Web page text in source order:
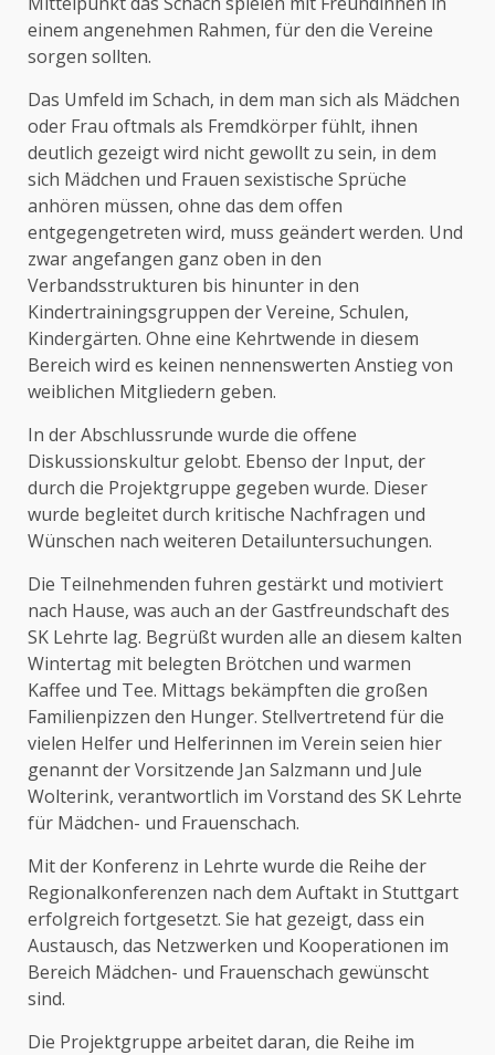
einem angenehmen Rahmen, für den die Vereine
sorgen sollten.
Das Umfeld im Schach, in dem man sich als Mädchen
oder Frau oftmals als Fremdkörper fühlt, ihnen
deutlich gezeigt wird nicht gewollt zu sein, in dem
sich Mädchen und Frauen sexistische Sprüche
anhören müssen, ohne das dem offen
entgegengetreten wird, muss geändert werden. Und
zwar angefangen ganz oben in den
Verbandsstrukturen bis hinunter in den
Kindertrainingsgruppen der Vereine, Schulen,
Kindergärten. Ohne eine Kehrtwende in diesem
Bereich wird es keinen nennenswerten Anstieg von
weiblichen Mitgliedern geben.
In der Abschlussrunde wurde die offene
Diskussionskultur gelobt. Ebenso der Input, der
durch die Projektgruppe gegeben wurde. Dieser
wurde begleitet durch kritische Nachfragen und
Wünschen nach weiteren Detailuntersuchungen.
Die Teilnehmenden fuhren gestärkt und motiviert
nach Hause, was auch an der Gastfreundschaft des
SK Lehrte lag. Begrüßt wurden alle an diesem kalten
Wintertag mit belegten Brötchen und warmen
Kaffee und Tee. Mittags bekämpften die großen
Familienpizzen den Hunger. Stellvertretend für die
vielen Helfer und Helferinnen im Verein seien hier
genannt der Vorsitzende Jan Salzmann und Jule
Wolterink, verantwortlich im Vorstand des SK Lehrte
für Mädchen- und Frauenschach.
Mit der Konferenz in Lehrte wurde die Reihe der
Regionalkonferenzen nach dem Auftakt in Stuttgart
erfolgreich fortgesetzt. Sie hat gezeigt, dass ein
Austausch, das Netzwerken und Kooperationen im
Bereich Mädchen- und Frauenschach gewünscht
sind.
Die Projektgruppe arbeitet daran, die Reihe im